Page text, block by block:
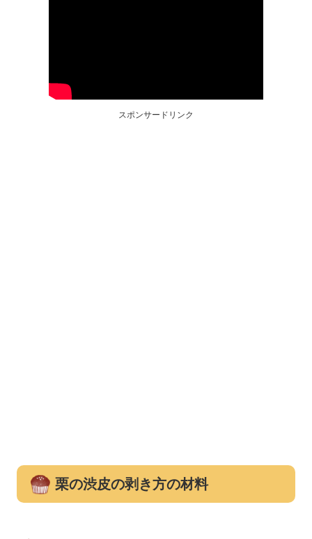
スポンサードリンク
栗の渋皮の剥き方の材料